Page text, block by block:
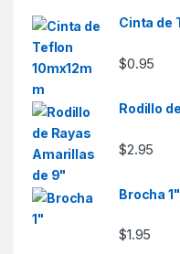
Cinta de
$0.95
Rodillo
$2.95
Brocha 1"
$1.95